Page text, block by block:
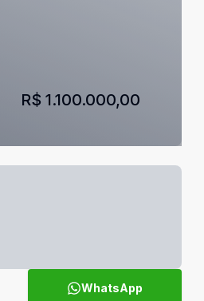
R$ 1.100.000,00
WhatsApp